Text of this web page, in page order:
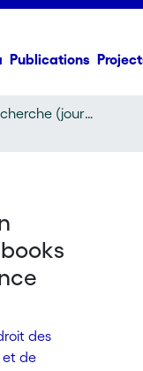
Publications
Article de recherche (journal article)
des
et de